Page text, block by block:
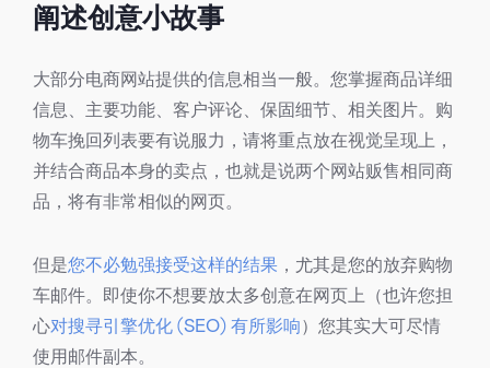
阐述创意小故事
大部分电商网站提供的信息相当一般。您掌握商品详细
信息、主要功能、客户评论、保固细节、相关图片。购
物车挽回列表要有说服力，请将重点放在视觉呈现上，
并结合商品本身的卖点，也就是说两个网站贩售相同商
品，将有非常相似的网页。
但是您不必勉强接受这样的结果 ，尤其是您的放弃购物
车邮件。即使你不想要放太多创意在网页上（也许您担
心对搜寻引擎优化 (SEO) 有所影响）您其实大可尽情
使用邮件副本。